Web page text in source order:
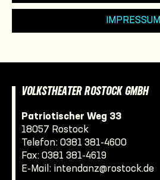
IMPRESSUM
VOLKSTHEATER ROSTOCK GMBH
Patriotischer Weg 33
18057 Rostock
Telefon: 0381 381-4600
Fax: 0381 381-4619
E-Mail: intendanz@rostock.de